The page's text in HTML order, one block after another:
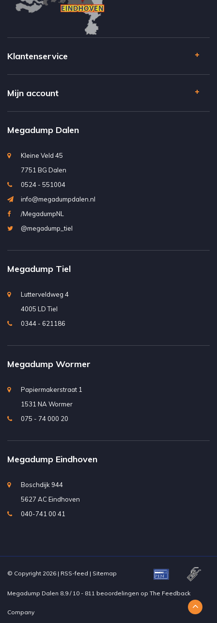
Klantenservice
Mijn account
Megadump Dalen
Kleine Veld 45
7751 BG Dalen
0524 - 551004
info@megadumpdalen.nl
/MegadumpNL
@megadump_tiel
Megadump Tiel
Lutterveldweg 4
4005 LD Tiel
0344 - 621186
Megadump Wormer
Papiermakerstraat 1
1531 NA Wormer
075 - 74 000 20
Megadump Eindhoven
Boschdijk 944
5627 AC Eindhoven
040-741 00 41
© Copyright 2026 | RSS-feed | Sitemap
Megadump Dalen 8,9 / 10 - 811 beoordelingen op The Feedback
Company